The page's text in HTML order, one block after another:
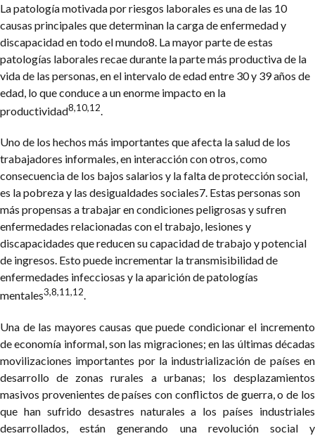
La patología motivada por riesgos laborales es una de las 10
causas principales que determinan la carga de enfermedad y
discapacidad en todo el mundo8. La mayor parte de estas
patologías laborales recae durante la parte más productiva de la
vida de las personas, en el intervalo de edad entre 30 y 39 años de
edad, lo que conduce a un enorme impacto en la
productividad8,10,12.
Uno de los hechos más importantes que afecta la salud de los
trabajadores informales, en interacción con otros, como
consecuencia de los bajos salarios y la falta de protección social,
es la pobreza y las desigualdades sociales7. Estas personas son
más propensas a trabajar en condiciones peligrosas y sufren
enfermedades relacionadas con el trabajo, lesiones y
discapacidades que reducen su capacidad de trabajo y potencial
de ingresos. Esto puede incrementar la transmisibilidad de
enfermedades infecciosas y la aparición de patologías
mentales3,8,11,12.
Una de las mayores causas que puede condicionar el incremento
de economía informal, son las migraciones; en las últimas décadas
movilizaciones importantes por la industrialización de países en
desarrollo de zonas rurales a urbanas; los desplazamientos
masivos provenientes de países con conflictos de guerra, o de los
que han sufrido desastres naturales a los países industriales
desarrollados, están generando una revolución social y